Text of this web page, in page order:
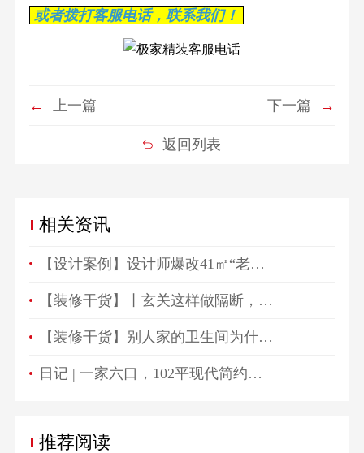
或者拨打客服电话，联系我们！
← 上一篇 下一篇 →
返回列表
相关资讯
【设计案例】设计师爆改41㎡“老破小”，一房变三房，住祖孙三代五口人不拥挤！
【装修干货】丨玄关这样做隔断，一进门就被惊艳！
【装修干货】别人家的卫生间为什么总是这么好看？
日记 | 一家六口，102平现代简约高颜值生活空间！
推荐阅读